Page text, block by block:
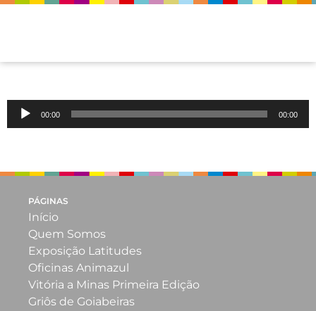
Audio
00:00 00:00
PÁGINAS
Início
Quem Somos
Exposição Latitudes
Oficinas Animazul
Vitória a Minas Primeira Edição
Griôs de Goiabeiras